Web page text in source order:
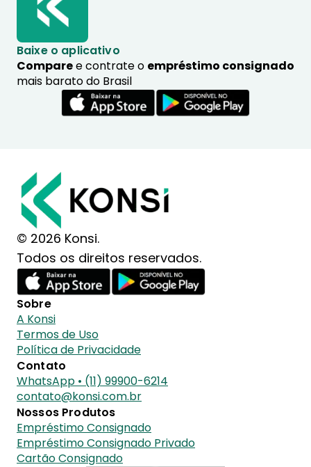
Baixe o aplicativo
Comparee contrate o empréstimo consignado
mais barato do Brasil
© 2026 Konsi.
Todos os direitos reservados.
Sobre
A Konsi
Termos de Uso
Política de Privacidade
Contato
WhatsApp • (11) 99900-6214
contato@konsi.com.br
Nossos Produtos
Empréstimo Consignado
Empréstimo Consignado Privado
Cartão Consignado